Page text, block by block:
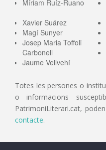
Míriam Ruíz-Ruano
Xavier Suárez
Magí Sunyer
Josep Maria Toffoli
Carbonell
Jaume Vellvehí
Totes les persones o
o informacions
PatrimoniLiterari.cat,
contacte.